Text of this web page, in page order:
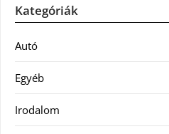
Kategóriák
Autó
Egyéb
Irodalom